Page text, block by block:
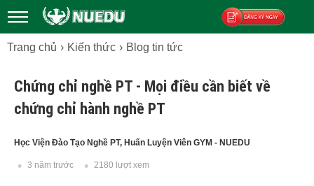
Trang chủ Kiến thức Blog tin tức
Chứng chỉ nghề PT - Mọi điều cần biết về
chứng chỉ hành nghề PT
Học Viện Đào Tạo Nghề PT, Huấn Luyện Viên GYM - NUEDU
3 năm trước 2180 lượt xem